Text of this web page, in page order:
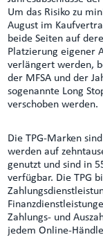
Um das Risiko zu
August im
beide Seiten auf
Platzierung eigener
verlängert werden,
der MFSA und der
sogenannte Long
verschoben werden.
Die TPG-Marken
werden auf
genutzt und sind in
verfügbar. Die TPG
Zahlungs- und
jedem Online-